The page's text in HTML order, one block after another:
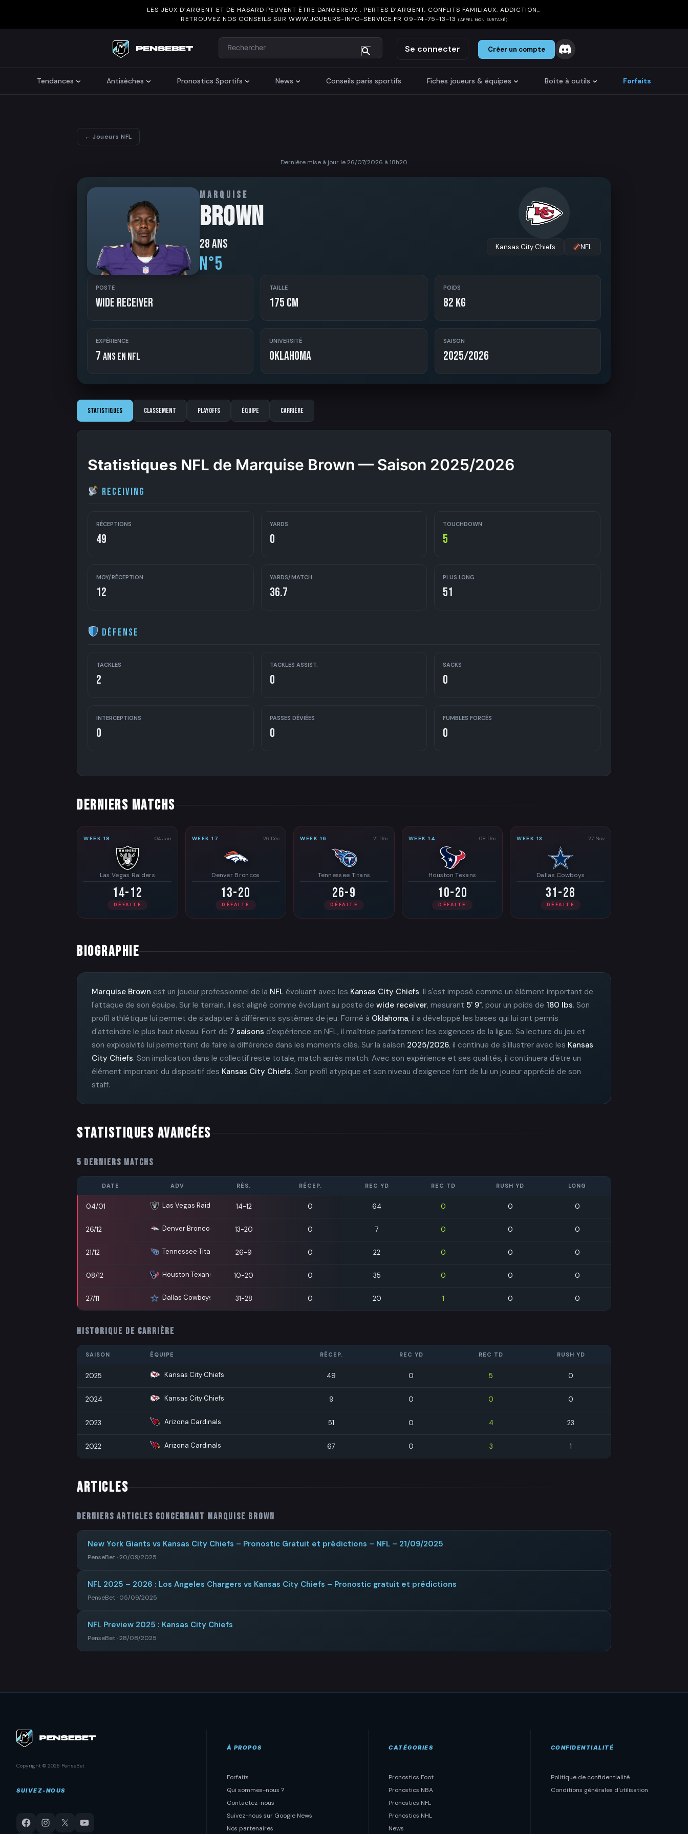
LES JEUX D’ARGENT ET DE HASARD PEUVENT ÊTRE DANGEREUX : PERTES D’ARGENT, CONFLITS FAMILIAUX, ADDICTION…
RETROUVEZ NOS CONSEILS SUR WWW.JOUEURS-INFO-SERVICE.FR 09-74-75-13-13 (APPEL NON SURTAXÉ)
Rechercher
Search Se connecter Créer un compte
Tendances Antisèches Pronostics Sportifs News Conseils paris sportifs Fiches joueurs & équipes Boîte à outils Forfaits
← Joueurs NFL
Dernière mise à jour le 26/07/2026 à 18h20
MARQUISE
BROWN
28 ans
N°5
Kansas City Chiefs NFL
POSTE
Wide Receiver
TAILLE
175 cm
POIDS
82 kg
EXPÉRIENCE
7 ans en NFL
UNIVERSITÉ
Oklahoma
SAISON
2025/2026
Statistiques Classement Playoffs Équipe Carrière
Statistiques NFL de Marquise Brown — Saison 2025/2026
Receiving
RÉCEPTIONS
49
YARDS
0
TOUCHDOWN
5
MOY/RÉCEPTION
12
YARDS/MATCH
36.7
PLUS LONG
51
Défense
TACKLES
2
TACKLES ASSIST.
0
SACKS
0
INTERCEPTIONS
0
PASSES DÉVIÉES
0
FUMBLES FORCÉS
0
DERNIERS MATCHS
WEEK 18 04 Jan
Las Vegas Raiders
14-12
DÉFAITE
WEEK 17 26 Déc
Denver Broncos
13-20
DÉFAITE
WEEK 16 21 Déc
Tennessee Titans
26-9
DÉFAITE
WEEK 14 08 Déc
Houston Texans
10-20
DÉFAITE
WEEK 13 27 Nov
Dallas Cowboys
31-28
DÉFAITE
BIOGRAPHIE
Marquise Brown est un joueur professionnel de la NFL évoluant avec les Kansas City Chiefs. Il s'est imposé comme un élément important de
l'attaque de son équipe. Sur le terrain, il est aligné comme évoluant au poste de wide receiver, mesurant 5' 9", pour un poids de 180 lbs. Son
profil athlétique lui permet de s'adapter à différents systèmes de jeu. Formé à Oklahoma, il a développé les bases qui lui ont permis
d'atteindre le plus haut niveau. Fort de 7 saisons d'expérience en NFL, il maîtrise parfaitement les exigences de la ligue. Sa lecture du jeu et
son explosivité lui permettent de faire la différence dans les moments clés. Sur la saison 2025/2026, il continue de s'illustrer avec les Kansas
City Chiefs. Son implication dans le collectif reste totale, match après match. Avec son expérience et ses qualités, il continuera d'être un
élément important du dispositif des Kansas City Chiefs. Son profil atypique et son niveau d'exigence font de lui un joueur apprécié de son
staff.
STATISTIQUES AVANCÉES
5 DERNIERS MATCHS
DATE ADV RÉS. RÉCEP. REC YD REC TD RUSH YD LONG
04/01 Las Vegas Raiders 14-12 0 64 0 0 0
26/12 Denver Broncos 13-20 0 7 0 0 0
21/12 Tennessee Titans 26-9 0 22 0 0 0
08/12 Houston Texans 10-20 0 35 0 0 0
27/11 Dallas Cowboys 31-28 0 20 1 0 0
HISTORIQUE DE CARRIÈRE
SAISON ÉQUIPE RÉCEP. REC YD REC TD RUSH YD
2025 Kansas City Chiefs 49 0 5 0
2024 Kansas City Chiefs 9 0 0 0
2023 Arizona Cardinals 51 0 4 23
2022 Arizona Cardinals 67 0 3 1
ARTICLES
Derniers articles concernant Marquise Brown
New York Giants vs Kansas City Chiefs – Pronostic Gratuit et prédictions – NFL – 21/09/2025
PenseBet · 20/09/2025
NFL 2025 – 2026 : Los Angeles Chargers vs Kansas City Chiefs – Pronostic gratuit et prédictions
PenseBet · 05/09/2025
NFL Preview 2025 : Kansas City Chiefs
PenseBet · 28/08/2025
Copyright © 2026 PenseBet
SUIVEZ-NOUS
À PROPOS
Forfaits
Qui sommes-nous ?
Contactez-nous
Suivez-nous sur Google News
Nos partenaires
CATÉGORIES
Pronostics Foot
Pronostics NBA
Pronostics NFL
Pronostics NHL
News
CONFIDENTIALITÉ
Politique de confidentialité
Conditions générales d'utilisation